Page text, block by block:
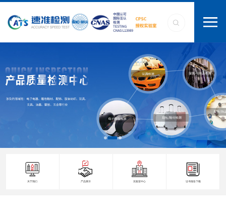
关于我们 产品展示 实验室中心 证书报告下载